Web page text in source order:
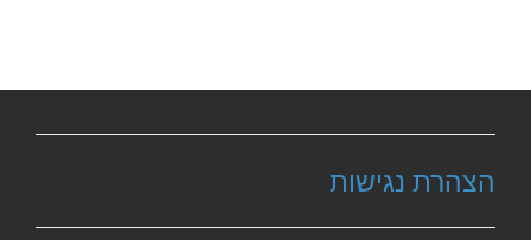
הצהרת נגישות